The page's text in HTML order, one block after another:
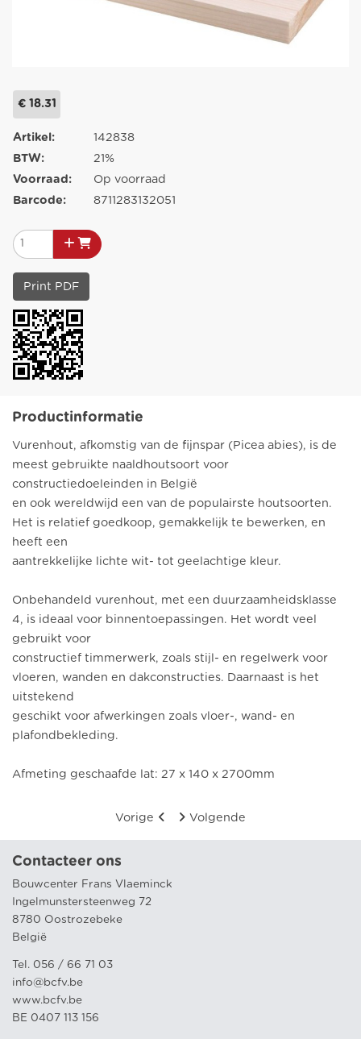
€ 18.31
Artikel:
142838
BTW:
21%
Voorraad:
Op voorraad
Barcode:
8711283132051
Print PDF
Productinformatie
Vurenhout, afkomstig van de fijnspar (Picea abies), is de
meest gebruikte naaldhoutsoort voor
constructiedoeleinden in België
en ook wereldwijd een van de populairste houtsoorten.
Het is relatief goedkoop, gemakkelijk te bewerken, en
heeft een
aantrekkelijke lichte wit- tot geelachtige kleur.
Onbehandeld vurenhout, met een duurzaamheidsklasse
4, is ideaal voor binnentoepassingen. Het wordt veel
gebruikt voor
constructief timmerwerk, zoals stijl- en regelwerk voor
vloeren, wanden en dakconstructies. Daarnaast is het
uitstekend
geschikt voor afwerkingen zoals vloer-, wand- en
plafondbekleding.
Afmeting geschaafde lat: 27 x 140 x 2700mm
Vorige Volgende
Contacteer ons
Bouwcenter Frans Vlaeminck
Ingelmunstersteenweg 72
8780 Oostrozebeke
België
Tel. 056 / 66 71 03
info@bcfv.be
www.bcfv.be
BE 0407 113 156